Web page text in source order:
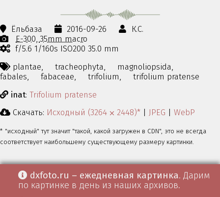
Ёльбаза 2016-09-26
К.С.
E-300 35mm macro
f/5.6 1/160s ISO200 35.0 mm
plantae,
tracheophyta,
magnoliopsida,
fabales,
fabaceae, trifolium,
trifolium pratense
inat: Trifolium pratense
Скачать: Исходный (3264 ⨉ 2448)* JPEG WebP
* "исходный" тут значит "такой, какой загружен в CDN", это не всегда
соответствует наибольшему существующему размеру картинки.
dxfoto.ru – ежедневная картинка. Дарим
по картинке в день из наших архивов.